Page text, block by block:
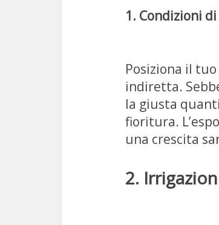
1. Condizioni
Posiziona il
indiretta.
la giusta
fioritura.
una crescita
2.